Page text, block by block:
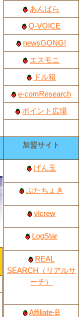
あんぱら
Q-VOICE
newsGONG!
エスモニ
ドル箱
e-comResearch
ポイント広場
加盟サイト
げん玉
ぶたちょき
vlcrew
LogStar
REAL
SEARCH（リアルサ
ーチ）
Affiliate-B